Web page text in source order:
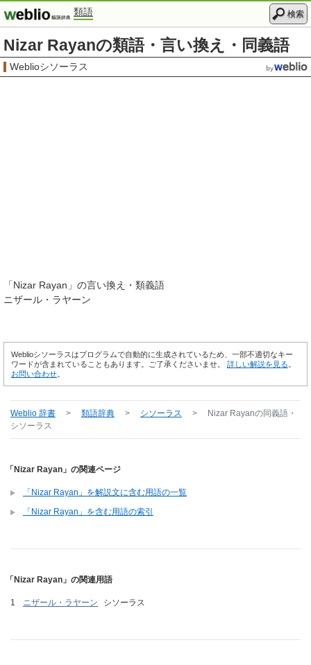
類語 検索
Nizar Rayanの類語・言い換え・同義語
Weblioシソーラス
「Nizar Rayan 」の言い換え・類義語
ニザール・ラヤーン
Weblioシソーラスはプログラムで自動的に生成されているため、一部不適切なキー
ワードが含まれていることもあります。ご了承くださいませ。 詳しい解説を見る
お問い合わせ
Weblio 辞書 > 類語辞典 > シソーラス > Nizar Rayanの同義語・
シソーラス
「Nizar Rayan」の関連ページ
「Nizar Rayan」を解説文に含む用語の一覧
「Nizar Rayan」を含む用語の索引
「Nizar Rayan」の関連用語
ニザール・ラヤーン シソーラス